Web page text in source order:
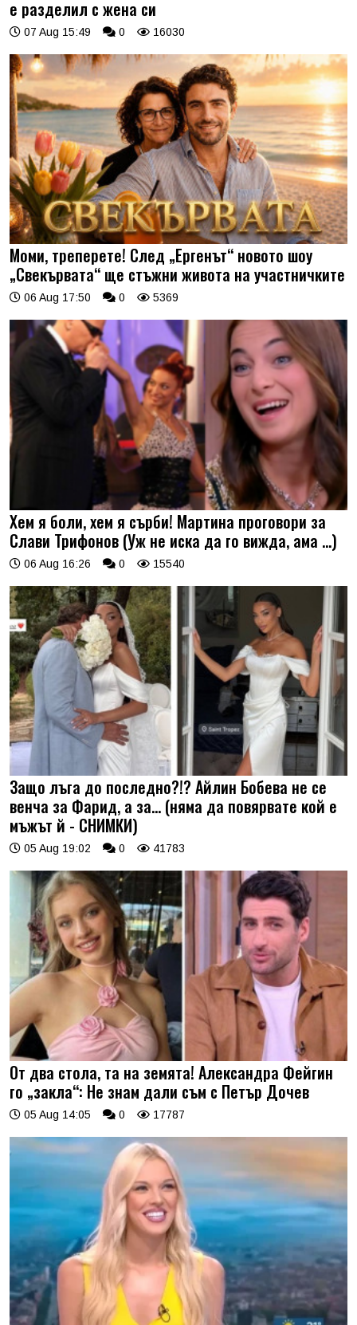
е разделил с жена си
07 Aug 15:49 0 16030
Моми, треперете! След „Ергенът“ новото шоу
„Свекървата“ ще стъжни живота на участничките
06 Aug 17:50 0 5369
Хем я боли, хем я сърби! Мартина проговори за
Слави Трифонов (Уж не иска да го вижда, ама …)
06 Aug 16:26 0 15540
Защо лъга до последно?!? Айлин Бобева не се
венча за Фарид, а за... (няма да повярвате кой е
мъжът й - СНИМКИ)
05 Aug 19:02 0 41783
От два стола, та на земята! Александра Фейгин
го „закла“: Не знам дали съм с Петър Дочев
05 Aug 14:05 0 17787